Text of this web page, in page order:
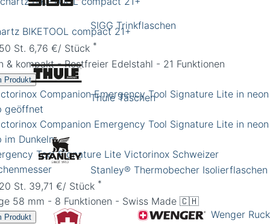
SIGG Trinkflaschen
Thule Taschen
Stanley® Thermobecher Isolierflaschen
Wenger
BIKETOOL compact 21+
St. 6,76 €/ Stück *
& kompakt - Rostfreier Edelstahl - 21 Funktionen
Produkt
Tool Signature Lite Victorinox Schweizer
St. 39,71 €/ Stück *
58 mm - 8 Funktionen - Swiss Made 🇨🇭
Produkt